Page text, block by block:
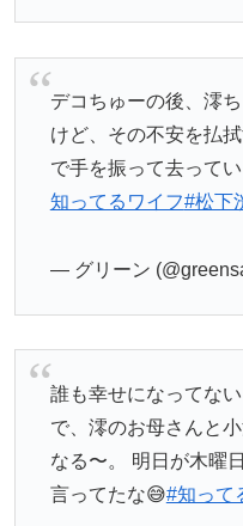
デコちゅーの後、澪
けど、その不安を払
で手を振って去って
知ってるワイフ#松下
— グリーン
誰も幸せになってな
で、澪のお母さんと
なる〜。 明日が木曜
言ってたな😅#知って